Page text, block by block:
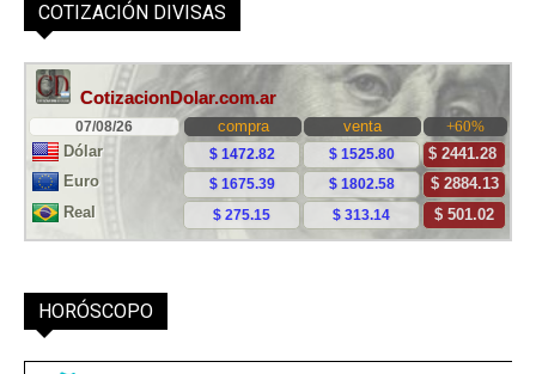
COTIZACIÓN DIVISAS
HORÓSCOPO